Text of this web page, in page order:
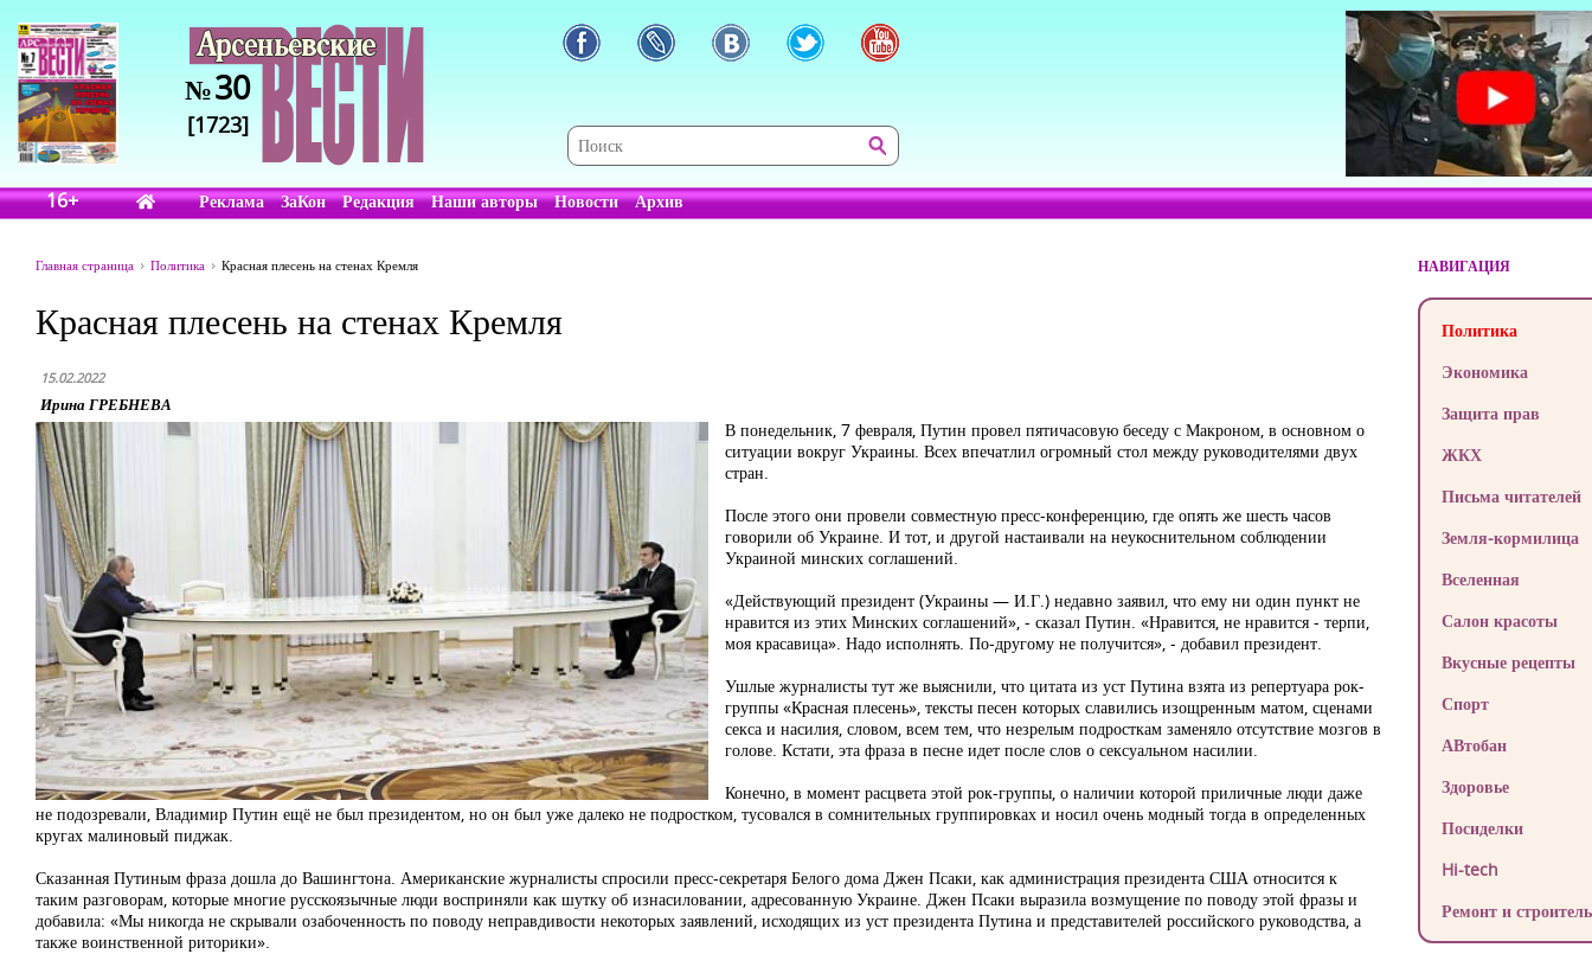
№30
[1723]
16+ Реклама ЗаКон Редакция Наши авторы Новости Архив
Главная страница Политика Красная плесень на стенах Кремля
Красная плесень на стенах Кремля
15.02.2022
Ирина ГРЕБНЕВА
В понедельник, 7 февраля, Путин провел пятичасовую беседу с Макроном, в основном о
ситуации вокруг Украины. Всех впечатлил огромный стол между руководителями двух
стран.
После этого они провели совместную пресс-конференцию, где опять же шесть часов
говорили об Украине. И тот, и другой настаивали на неукоснительном соблюдении
Украиной минских соглашений.
«Действующий президент (Украины — И.Г.) недавно заявил, что ему ни один пункт не
нравится из этих Минских соглашений», - сказал Путин. «Нравится, не нравится - терпи,
моя красавица». Надо исполнять. По-другому не получится», - добавил президент.
Ушлые журналисты тут же выяснили, что цитата из уст Путина взята из репертуара рок-
группы «Красная плесень», тексты песен которых славились изощренным матом, сценами
секса и насилия, словом, всем тем, что незрелым подросткам заменяло отсутствие мозгов в
голове. Кстати, эта фраза в песне идет после слов о сексуальном насилии.
Конечно, в момент расцвета этой рок-группы, о наличии которой приличные люди даже
не подозревали, Владимир Путин ещё не был президентом, но он был уже далеко не подростком, тусовался в сомнительных группировках и носил очень модный тогда в определенных
кругах малиновый пиджак.
Сказанная Путиным фраза дошла до Вашингтона. Американские журналисты спросили пресс-секретаря Белого дома Джен Псаки, как администрация президента США относится к
таким разговорам, которые многие русскоязычные люди восприняли как шутку об изнасиловании, адресованную Украине. Джен Псаки выразила возмущение по поводу этой фразы и
добавила: «Мы никогда не скрывали озабоченность по поводу неправдивости некоторых заявлений, исходящих из уст президента Путина и представителей российского руководства, а
также воинственной риторики».
НАВИГАЦИЯ
Политика
Экономика
Защита прав
ЖКХ
Письма читателей
Земля-кормилица
Вселенная
Салон красоты
Вкусные рецепты
Спорт
АВтобан
Здоровье
Посиделки
Hi-tech
Ремонт и